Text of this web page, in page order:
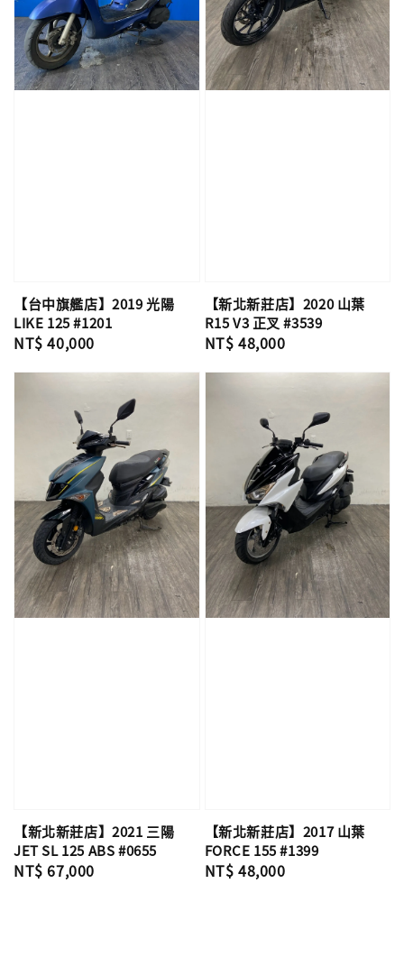
【台中旗艦店】2019 光陽
LIKE 125 #1201
Regular
NT$ 40,000
【新北新莊店】2020 山葉
R15 V3 正叉 #3539
Regular
NT$ 48,000
【新北新莊店】2021 三陽
JET SL 125 ABS #0655
Regular
NT$ 67,000
【新北新莊店】2017 山葉
FORCE 155 #1399
Regular
NT$ 48,000